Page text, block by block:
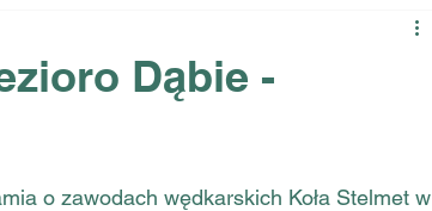
Dąbie -
o zawodach wędkarskich Koła Stelmet w